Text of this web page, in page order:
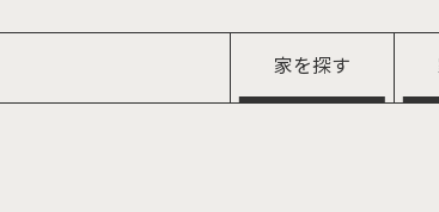
家を探す